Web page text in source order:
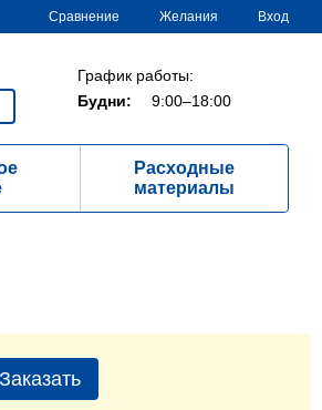
Сравнение Желания Вход
График работы:
Будни:
9:00–18:00
Расходные
материалы
Заказать